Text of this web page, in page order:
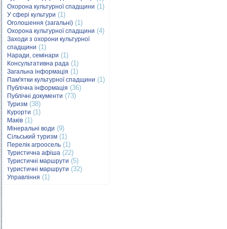
Охорона культурної спадщини (1)
У сфері культури (1)
Оголошення (загальні) (1)
Охорона культурної спадщини (4)
Заходи з охорони культурної
спадщини (1)
Наради, семінари (1)
Консультативна рада (1)
Загальна інформація (1)
Пам'ятки культурної спадщини (1)
Публічна інформація (36)
Публічні документи (73)
Туризм (38)
Курорти (1)
Маків (1)
Мінеральні води (9)
Сільський туризм (1)
Перелік агроосель (1)
Туристична афіша (22)
Туристичні маршрути (5)
туристичні маршрути (32)
Управління (1)